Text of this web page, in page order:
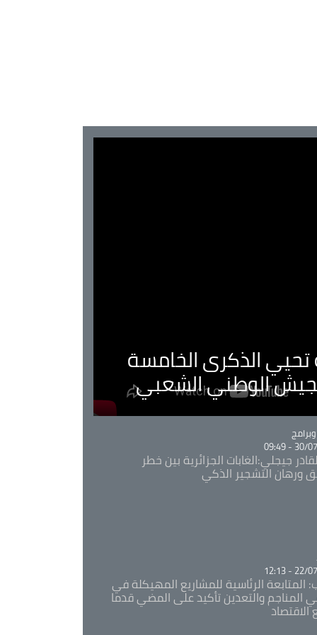
تحيي الذكرى الخامسة
الوطني الشعبي
30/07/
جيجلي:الغابات الجزائرية بين خطر
ورهان التشجير الذكي
22/07/
المتابعة الرئاسية للمشاريع المهيكلة في
المناجم والتعدين تأكيد على المضي قدما
الاقتصاد